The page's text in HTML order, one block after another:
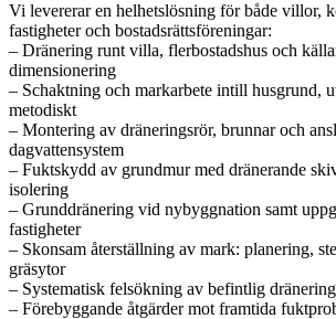
Vi levererar en helhetslösning för både villor,
fastigheter och bostadsrättsföreningar:
– Dränering runt villa, flerbostadshus och
dimensionering
– Schaktning och markarbete intill husgrund,
metodiskt
– Montering av dräneringsrör, brunnar och
dagvattensystem
– Fuktskydd av grundmur med dränerande
isolering
– Grunddränering vid nybyggnation samt
fastigheter
– Skonsam återställning av mark: planering,
gräsytor
– Systematisk felsökning av befintlig
– Förebyggande åtgärder mot framtida